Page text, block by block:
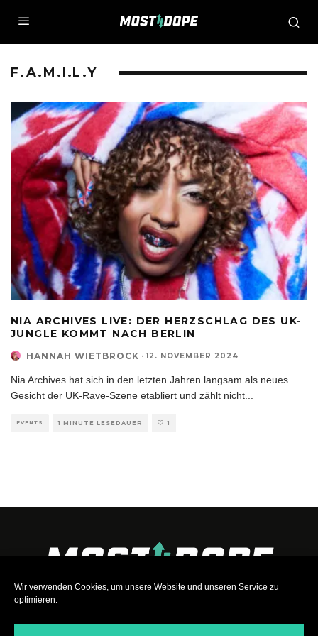
Wir verwenden Cookies, um unsere Website und unseren Service zu
optimieren.
F.A.M.I.L.Y
NIA ARCHIVES LIVE: DER HERZSCHLAG DES UK-
JUNGLE KOMMT NACH BERLIN
HANNAH WIETBROCK · 12. NOVEMBER 2024
Nia Archives hat sich in den letzten Jahren langsam als neues
Gesicht der UK-Rave-Szene etabliert und zählt nicht
EVENTS 1 MINUTE LESEDAUER 1